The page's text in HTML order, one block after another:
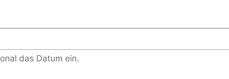
das Datum ein.